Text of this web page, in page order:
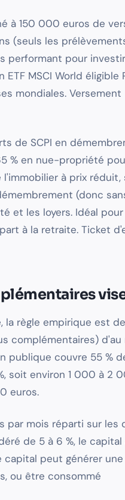
à 150 000 euros de
(seuls les
performant pour
MSCI World éligible
mondiales. Versement
de SCPI en
% en nue-propriété
à prix réduit,
(donc
et les loyers. Idéal
à la retraite. Ticket
la règle empirique est
complémentaires) d'au
publique couvre 55 %
soit environ 1 000 à 2
euros.
par mois réparti sur les
de 5 à 6 %, le
peut générer une
ou être consommé